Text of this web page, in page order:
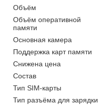
Объём
Объём оперативной
памяти
Основная камера
Поддержка карт памяти
Снижена цена
Состав
Тип SIM-карты
Тип разъёма для зарядки